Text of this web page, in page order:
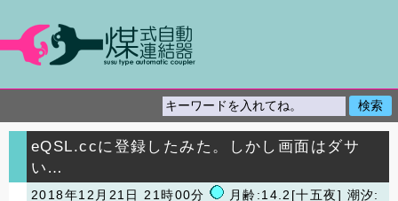
eQSL.ccに登録したみた。しかし画面はダサ
い…
2018年12月21日 21時00分
月齢:14.2[十五夜] 潮汐: